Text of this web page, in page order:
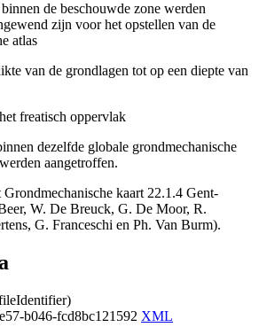
de beschouwde zone werden
zijn voor het opstellen van de
atlas
van de grondlagen tot op een diepte van
freatisch oppervlak
dezelfde globale grondmechanische
aangetroffen.
Grondmechanische kaart 22.1.4 Gent-
W. De Breuck, G. De Moor, R.
G. Franceschi en Ph. Van Burm).
b046-fcd8bc121592 XML